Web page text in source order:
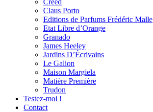
Creed
Claus Porto
Editions de Parfums Frédéric Malle
Etat Libre d’Orange
Granado
James Heeley
Jardins D’Écrivains
Le Galion
Maison Margiela
Matière Première
Trudon
Testez-moi !
Contact